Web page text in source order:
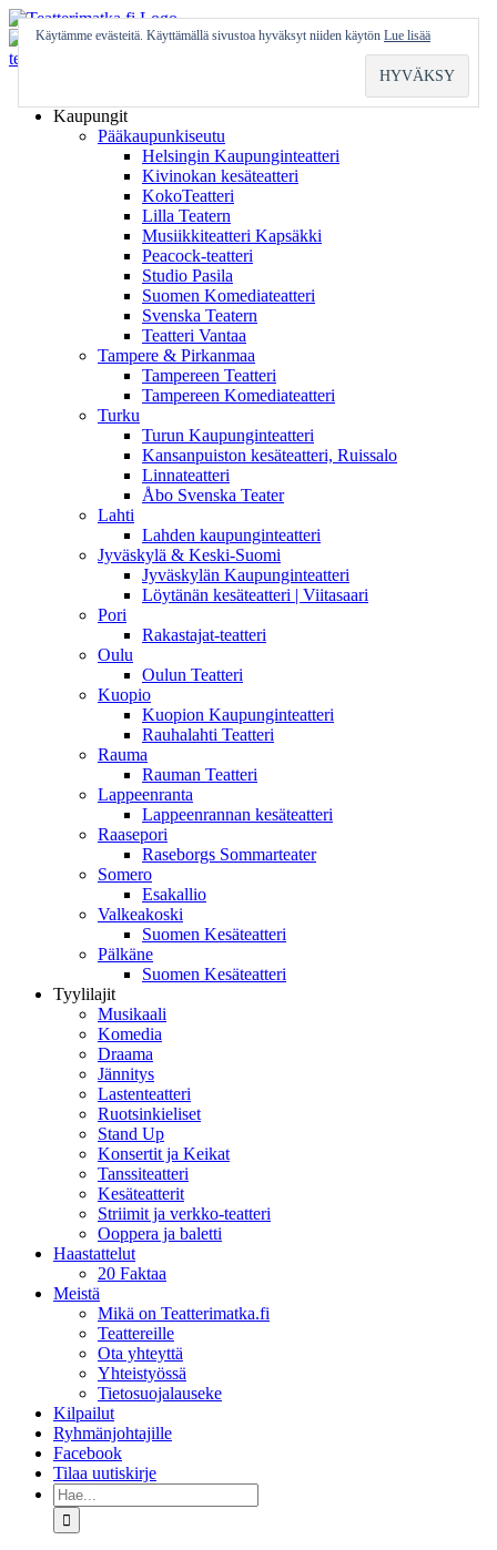
Skip
to
content
Kaupungit
Pääkaupunkiseutu
Helsingin Kaupunginteatteri
Kivinokan kesäteatteri
KokoTeatteri
Lilla Teatern
Musiikkiteatteri Kapsäkki
Peacock-teatteri
Studio Pasila
Suomen Komediateatteri
Svenska Teatern
Teatteri Vantaa
Tampere & Pirkanmaa
Tampereen Teatteri
Tampereen Komediateatteri
Turku
Turun Kaupunginteatteri
Kansanpuiston kesäteatteri, Ruissalo
Linnateatteri
Åbo Svenska Teater
Lahti
Lahden kaupunginteatteri
Jyväskylä & Keski-Suomi
Jyväskylän Kaupunginteatteri
Löytänän kesäteatteri | Viitasaari
Pori
Rakastajat-teatteri
Oulu
Oulun Teatteri
Kuopio
Kuopion Kaupunginteatteri
Rauhalahti Teatteri
Rauma
Rauman Teatteri
Lappeenranta
Lappeenrannan kesäteatteri
Raasepori
Raseborgs Sommarteater
Somero
Esakallio
Valkeakoski
Suomen Kesäteatteri
Pälkäne
Suomen Kesäteatteri
Tyylilajit
Musikaali
Komedia
Draama
Jännitys
Lastenteatteri
Ruotsinkieliset
Stand Up
Konsertit ja Keikat
Tanssiteatteri
Kesäteatterit
Striimit ja verkko-teatteri
Ooppera ja baletti
Haastattelut
20 Faktaa
Meistä
Mikä on Teatterimatka.fi
Teattereille
Ota yhteyttä
Yhteistyössä
Tietosuojalauseke
Kilpailut
Ryhmänjohtajille
Facebook
Tilaa uutiskirje
Etsi
...
Käytämme evästeitä. Käyttämällä sivustoa hyväksyt niiden käytön Lue lisää